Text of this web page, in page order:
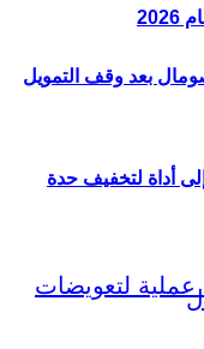
بعد وقف التمويل
أداة لتخفيف حدة